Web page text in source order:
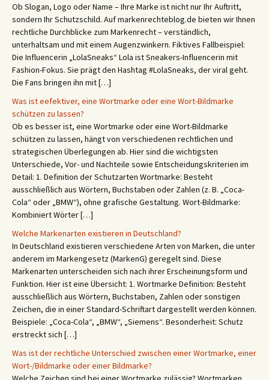
Ob Slogan, Logo oder Name – Ihre Marke ist nicht nur Ihr Auftritt,
sondern Ihr Schutzschild. Auf markenrechteblog.de bieten wir Ihnen
rechtliche Durchblicke zum Markenrecht – verständlich,
unterhaltsam und mit einem Augenzwinkern. Fiktives Fallbeispiel:
Die Influencerin „LolaSneaks“ Lola ist Sneakers-Influencerin mit
Fashion-Fokus. Sie prägt den Hashtag #LolaSneaks, der viral geht.
Die Fans bringen ihn mit […]
Was ist eefektiver, eine Wortmarke oder eine Wort-Bildmarke
schützen zu lassen?
Ob es besser ist, eine Wortmarke oder eine Wort-Bildmarke
schützen zu lassen, hängt von verschiedenen rechtlichen und
strategischen Überlegungen ab. Hier sind die wichtigsten
Unterschiede, Vor- und Nachteile sowie Entscheidungskriterien im
Detail: 1. Definition der Schutzarten Wortmarke: Besteht
ausschließlich aus Wörtern, Buchstaben oder Zahlen (z. B. „Coca-
Cola“ oder „BMW“), ohne grafische Gestaltung. Wort-Bildmarke:
Kombiniert Wörter […]
Welche Markenarten existieren in Deutschland?
In Deutschland existieren verschiedene Arten von Marken, die unter
anderem im Markengesetz (MarkenG) geregelt sind. Diese
Markenarten unterscheiden sich nach ihrer Erscheinungsform und
Funktion. Hier ist eine Übersicht: 1. Wortmarke Definition: Besteht
ausschließlich aus Wörtern, Buchstaben, Zahlen oder sonstigen
Zeichen, die in einer Standard-Schriftart dargestellt werden können.
Beispiele: „Coca-Cola“, „BMW“, „Siemens“. Besonderheit: Schutz
erstreckt sich […]
Was ist der rechtliche Unterschied zwischen einer Wortmarke, einer
Wort-/Bildmarke oder einer Bildmarke?